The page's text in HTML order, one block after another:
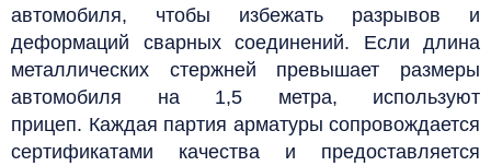
автомобиля, чтобы избежать разрывов и
деформаций сварных соединений. Если длина
металлических стержней превышает размеры
автомобиля на 1,5 метра, используют
прицеп. Каждая партия арматуры сопровождается
сертификатами качества и предоставляется